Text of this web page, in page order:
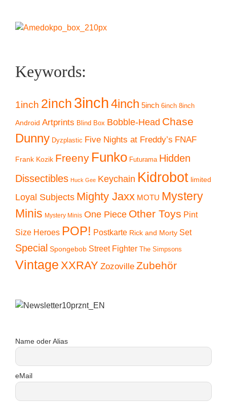
Keywords:
1inch 2inch 3inch4inch 5inch 6inch 8inch
Android Artprints Blind Box Bobble-Head Chase
Dunny Dyzplastic Five Nights at Freddy’s FNAF
Frank Kozik Freeny Funko Futurama Hidden
Dissectibles Huck Gee Keychain Kidrobot limited
Loyal Subjects Mighty Jaxx MOTU Mystery
Minis Mystery Minis One Piece Other Toys Pint
Size Heroes POP! Postkarte Rick and Morty Set
Special Spongebob Street Fighter The Simpsons
Vintage XXRAY Zozoville Zubehör
Name oder Alias
eMail